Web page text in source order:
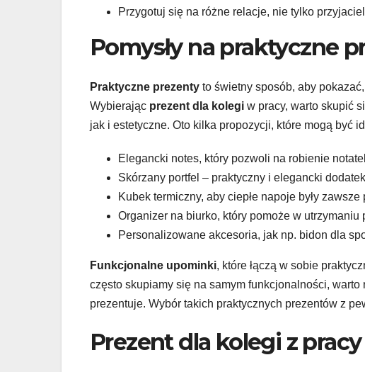
Przygotuj się na różne relacje, nie tylko
Pomysły na praktyczne
Praktyczne prezenty to świetny sposób, aby
Wybierając prezent dla kolegi w pracy, warto skupić
jak i estetyczne. Oto kilka propozycji, które mogą być
Elegancki notes, który pozwoli na robienie
Skórzany portfel – praktyczny i elegancki
Kubek termiczny, aby ciepłe napoje były zawsze
Organizer na biurko, który pomoże w utrzymaniu
Personalizowane akcesoria, jak np. bidon dla
Funkcjonalne upominki, które łączą w sobie
często skupiamy się na samym funkcjonalności,
prezentuje. Wybór takich praktycznych prezentów z
Prezent dla kolegi z